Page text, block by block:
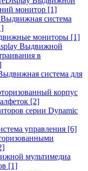
монитор [1]
система
мониторы [1]
Выдвижной
в
система для
корпус
[2]
серии Dynamic
управления [6]
мультимедиа
[1]